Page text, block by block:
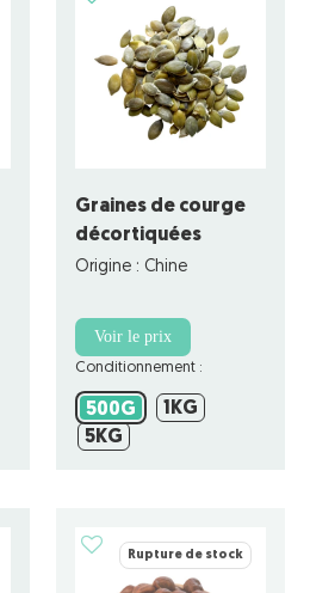
Graines de courge
décortiquées
Origine : Chine
Voir le prix
Conditionnement :
500G 500G
1KG
5KG
Rupture de stock